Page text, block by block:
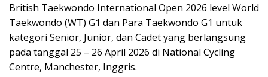
British Taekwondo International Open 2026 level World
Taekwondo (WT) G1 dan Para Taekwondo G1 untuk
kategori Senior, Junior, dan Cadet yang berlangsung
pada tanggal 25 – 26 April 2026 di National Cycling
Centre, Manchester, Inggris.